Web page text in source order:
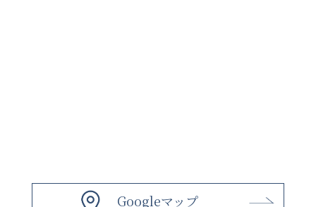
Googleマップ